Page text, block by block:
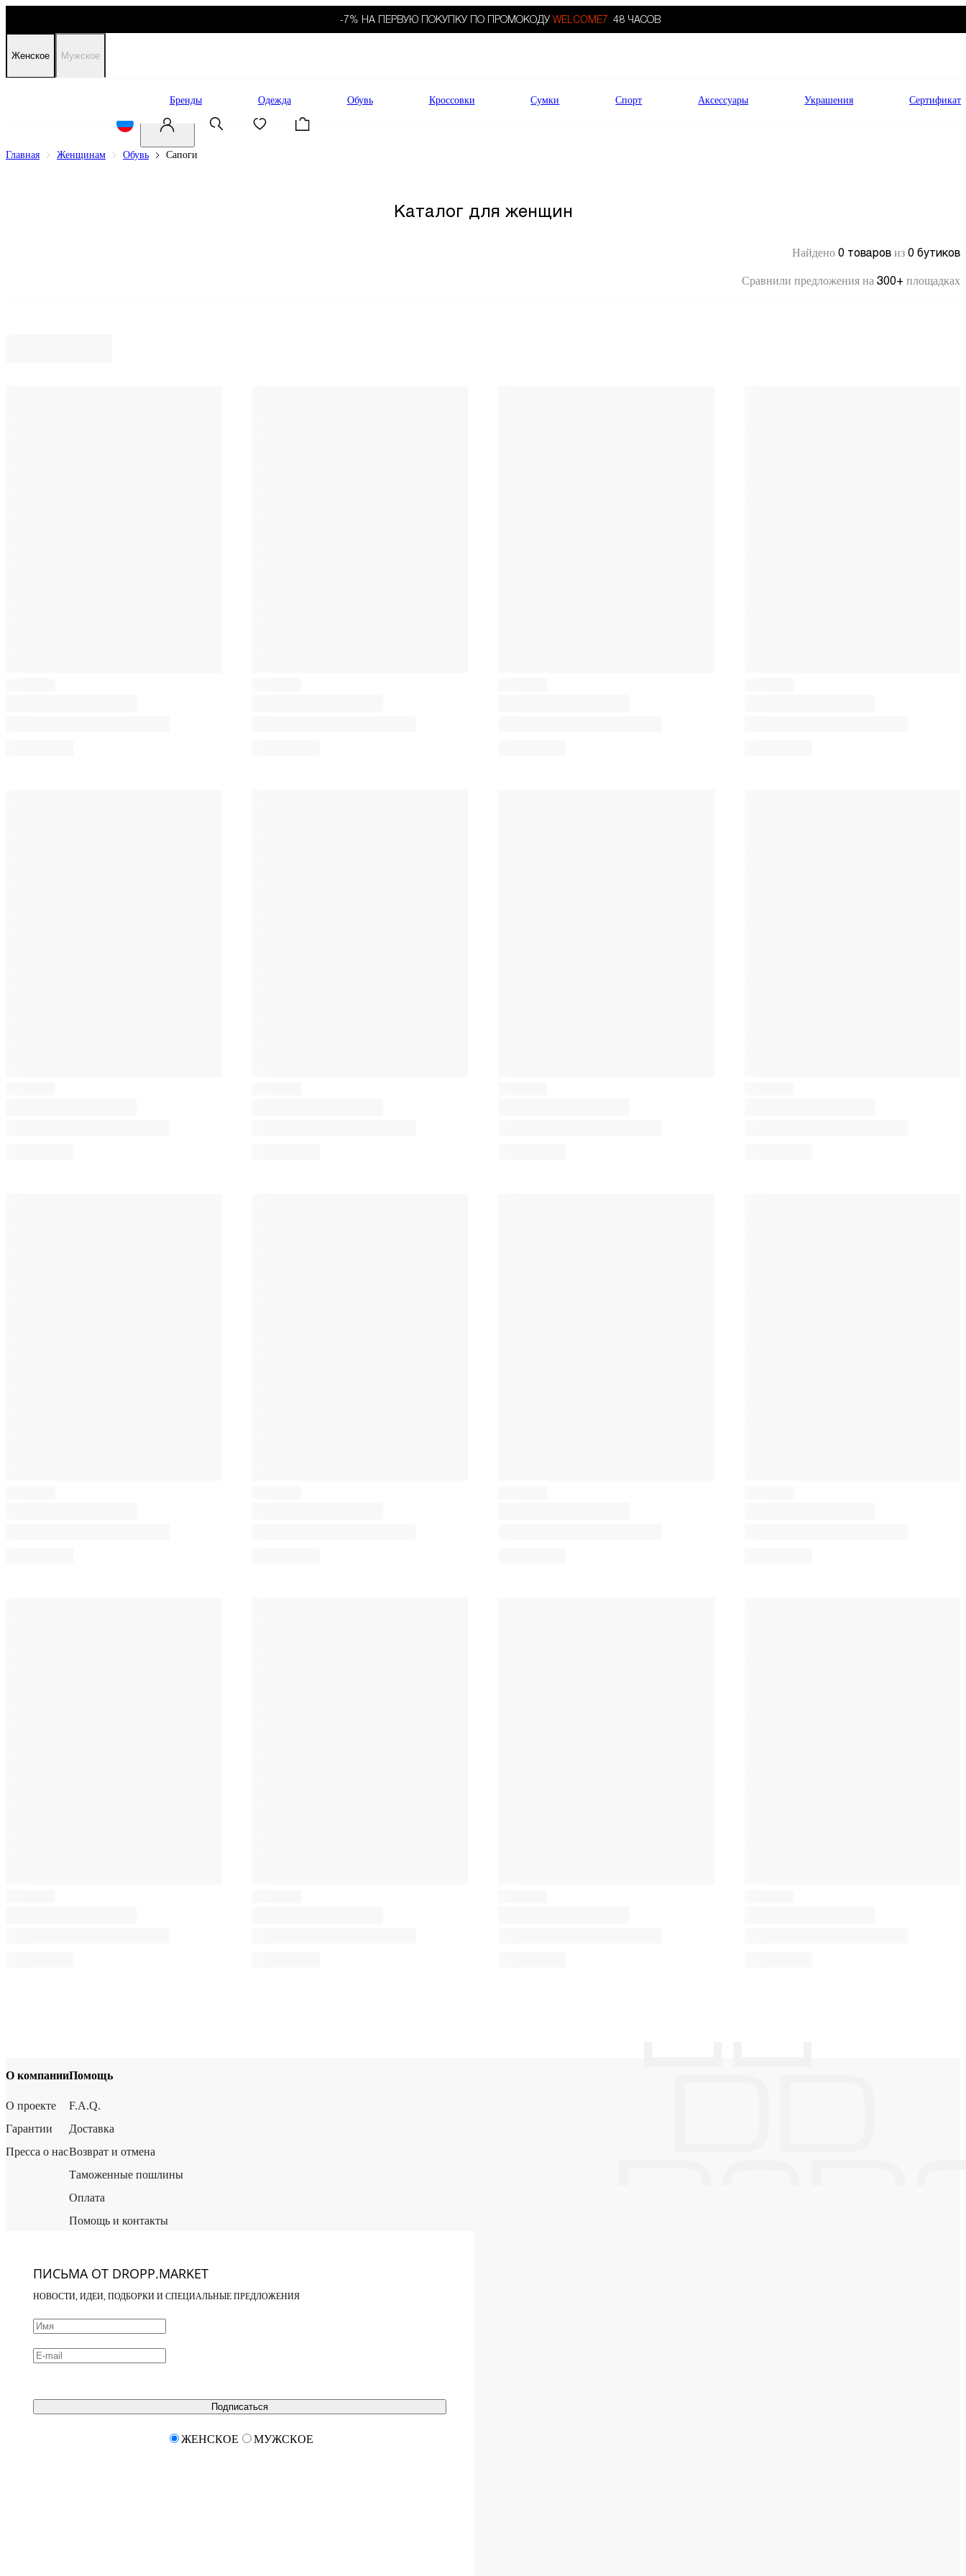
-7% НА ПЕРВУЮ ПОКУПКУ ПО ПРОМОКОДУ WELCOME7. 48 ЧАСОВ
Женское Мужское
Бренды Одежда Обувь Кроссовки Сумки Спорт Аксессуары Украшения Сертификат
Главная Женщинам Обувь Сапоги
Каталог для женщин
Найдено 0 товаров из 0 бутиков
Сравнили предложения на 300+ площадках
О компании
О проекте
Гарантии
Пресса о нас
Помощь
F.A.Q.
Доставка
Возврат и отмена
Таможенные пошлины
Оплата
Помощь и контакты
ПИСЬМА ОТ DROPP.MARKET
НОВОСТИ, ИДЕИ, ПОДБОРКИ И СПЕЦИАЛЬНЫЕ ПРЕДЛОЖЕНИЯ
Подписаться
ЖЕНСКОЕ МУЖСКОЕ